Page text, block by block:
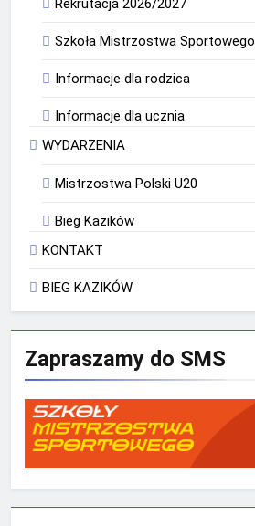
Szkoła Mistrzostwa Sportowego
Informacje dla rodzica
Informacje dla ucznia
WYDARZENIA
Mistrzostwa Polski U20
Bieg Kazików
KONTAKT
BIEG KAZIKÓW
Zapraszamy do SMS